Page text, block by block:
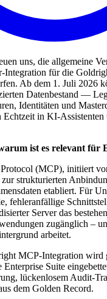
uns, die allgemeine
Integration für die
Ab dem 1. Juli 2026
Datenbestand —
Identitäten und
in KI-Assistenten
ist es relevant für
(MCP), initiiert
zur strukturierten
etabliert. Für
fehleranfällige
Server das
zugänglich –
arbeitet.
MCP-Integration wird
Enterprise Suite
lückenlosem Audit-
dem Golden Record.